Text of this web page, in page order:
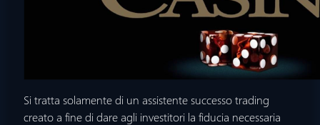
Si tratta solamente di un assistente successo trading
creato a fine di dare agli investitori la fiducia necessaria